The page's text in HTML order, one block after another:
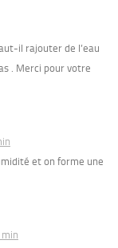
il rajouter de l’eau
. Merci pour votre
et on forme une